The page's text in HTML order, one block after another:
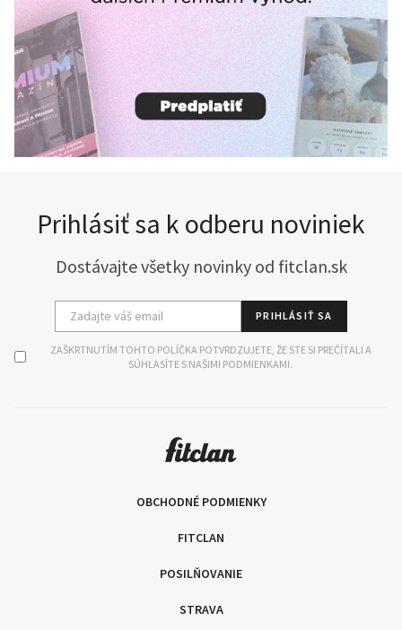
Prihlásiť sa k odberu noviniek
Dostávajte všetky novinky od fitclan.sk
PRIHLÁSIŤ SA
ZAŠKRTNUTÍM TOHTO POLÍČKA POTVRDZUJETE, ŽE STE SI PREČÍTALI A
SÚHLASÍTE S NAŠIMI PODMIENKAMI.
OBCHODNÉ PODMIENKY
FITCLAN
POSILŇOVANIE
STRAVA